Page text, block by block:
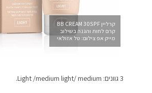
קרליין BB CREAM 30SPF
קרם לחות והגנה בשילוב
מייק אפ צילום: טל אזולאי
3 גוונים: Light /medium light/ medium.